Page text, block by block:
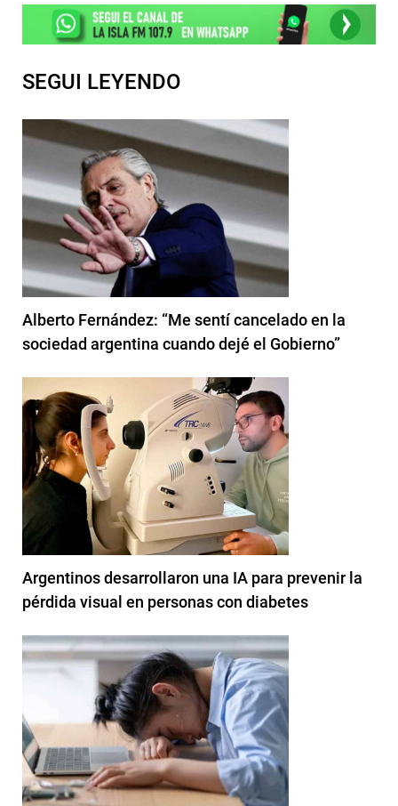
SEGUI LEYENDO
Alberto Fernández: “Me sentí cancelado en la
sociedad argentina cuando dejé el Gobierno”
Argentinos desarrollaron una IA para prevenir la
pérdida visual en personas con diabetes